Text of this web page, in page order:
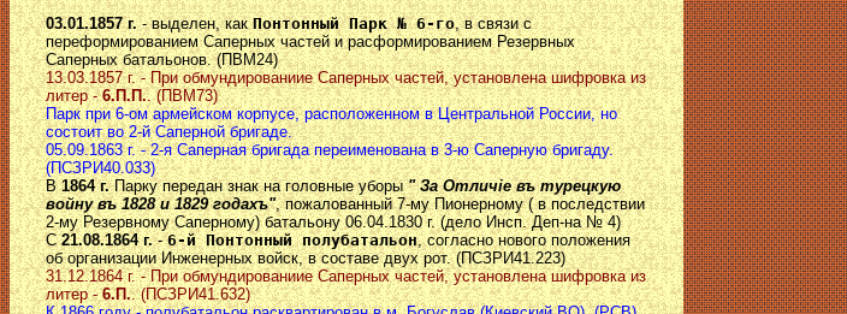
03.01.1857 г.- выделен, какПонтонный Парк № 6-го, в связи с
переформированием Саперных частей и расформированием Резервных
Саперных батальонов. (ПВМ24)
13.03.1857 г. - При обмундированиие Саперных частей, установлена шифровка из
литер -6.П.П.. (ПВМ73)
Парк при 6-ом армейском корпусе, расположенном в Центральной России, но
состоит во 2-й Саперной бригаде.
05.09.1863 г. - 2-я Саперная бригада переименована в 3-ю Саперную бригаду.
(ПСЗРИ40.033)
В1864 г.Парку передан знак на головные уборы" За Отличiе въ турецкую
войну въ 1828 и 1829 годахъ", пожалованный 7-му Пионерному ( в последствии
2-му Резервному Саперному) батальону 06.04.1830 г. (дело Инсп. Деп-на № 4)
С21.08.1864 г.-6-й Понтонный полубатальон, согласно нового положения
об организации Инженерных войск, в составе двух рот. (ПСЗРИ41.223)
31.12.1864 г. - При обмундированиие Саперных частей, установлена шифровка из
литер -6.П.. (ПСЗРИ41.632)